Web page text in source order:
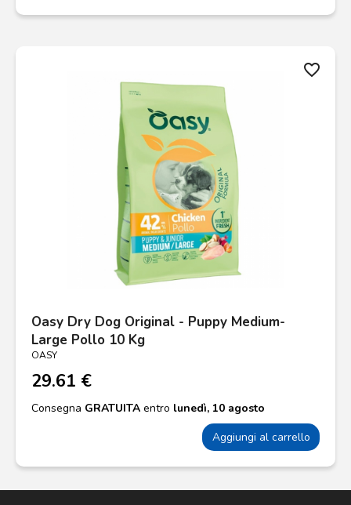
favorite_border
Oasy Dry Dog Original - Puppy Medium-
Large Pollo 10 Kg
OASY
29.61 €
Consegna GRATUITA entro lunedì, 10 agosto
Aggiungi al carrello